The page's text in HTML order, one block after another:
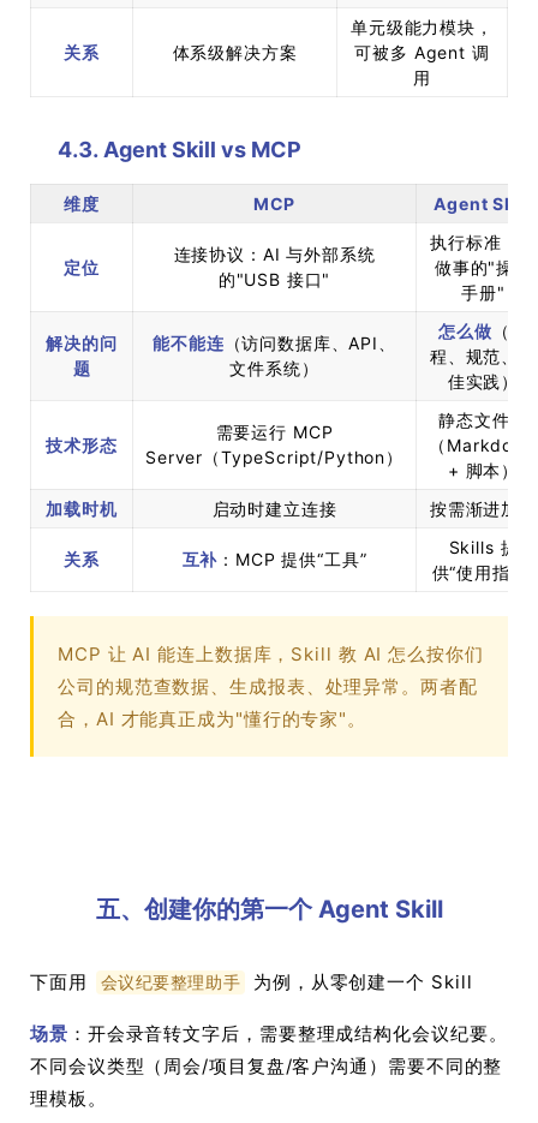
关系 体系级解决方案
单元级能力模块，
可被多 Agent 调
用
4.3. Agent Skill vs MCP
维度 MCP Agent Skill
定位
连接协议：AI 与外部系统
的"USB 接口"
执行标准：AI
做事的"操作
手册"
解决的问
题
能不能连 （访问数据库、API、
文件系统）
怎么做 （流
程、规范、最
佳实践）
技术形态
需要运行 MCP
Server（TypeScript/Python）
静态文件夹
（Markdown
+ 脚本）
加载时机
启动时建立连接 按需渐进加载
关系 互补 ：MCP 提供“工具”
Skills 提
供“使用指南”
MCP 让 AI 能连上数据库，Skill 教 AI 怎么按你们
公司的规范查数据、生成报表、处理异常。两者配
合，AI 才能真正成为"懂行的专家"。
五、创建你的第一个 Agent Skill
下面用 会议纪要整理助手 为例，从零创建一个 Skill
场景 ：开会录音转文字后，需要整理成结构化会议纪要。
不同会议类型（周会/项目复盘/客户沟通）需要不同的整
理模板。